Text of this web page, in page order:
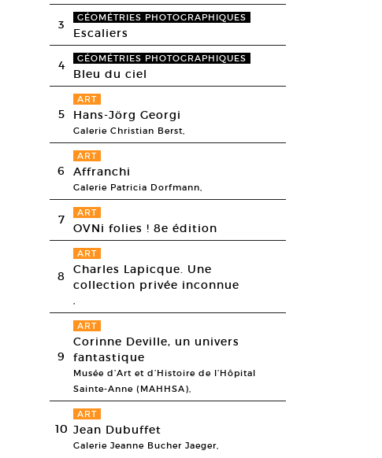
3 GÉOMÉTRIES PHOTOGRAPHIQUES
Escaliers
4 GÉOMÉTRIES PHOTOGRAPHIQUES
Bleu du ciel
5
ART
Hans-Jörg Georgi
Galerie Christian Berst,
6
ART
Affranchi
Galerie Patricia Dorfmann,
7 ART
OVNi folies ! 8e édition
8
ART
Charles Lapicque. Une
collection privée inconnue
,
9
ART
Corinne Deville, un univers
fantastique
Musée d’Art et d’Histoire de l’Hôpital
Sainte-Anne (MAHHSA),
10
ART
Jean Dubuffet
Galerie Jeanne Bucher Jaeger,